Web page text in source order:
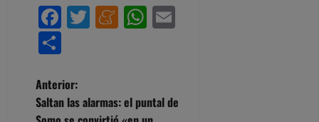
Facebook
Twitter
Meneame
WhatsApp
N
Anterior:
Saltan las alarmas: el puntal de